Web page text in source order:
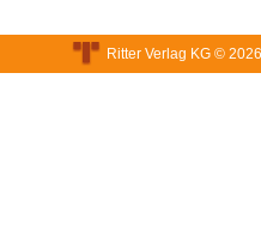
Ritter Verlag KG © 2026